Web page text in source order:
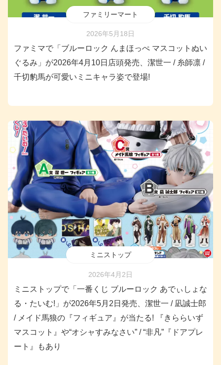
ファミリーマート
2026年5月18日
ファミマで「ブルーロック んまほっぺ マスコットぬい
ぐるみ」が2026年4月10日店頭発売、潔世一 / 糸師凛 /
千切豹馬が可愛いミニキャラ姿で登場!
ミニストップ
2026年4月2日
ミニストップで「一番くじ ブルーロック あでぃしょな
る・たいむ!」が2026年5月2日発売、潔世一 / 凪誠士郎
/ メイド馬狼の『フィギュア』が当たる! 『きららいず
マスコット』や“オシャすみなさい” / “非凡”『ドアプレ
ート』もあり